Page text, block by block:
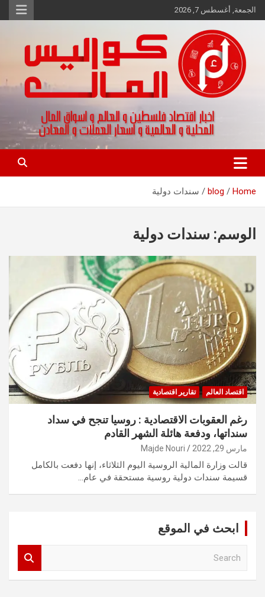
Skip
to
الجمعة, أغسطس 7, 2026
كواليس المال
اخبار اقتصاد فلسطين و العالم و تقارير اسواق المال و العملات
Home
blog سندات دولية
الوسم: سندات دولية
اقتصاد العالم تقارير اقتصادية
رغم العقوبات الاقتصادية : روسيا تنجح في سداد
سنداتها، ودفعة هائلة الشهر القادم
مارس 29, 2022 Majde Nouri
قالت وزارة المالية الروسية اليوم الثلاثاء، إنها دفعت بالكامل
قسيمة سندات دولية روسية مستحقة في عام…
ابحث في الموقع